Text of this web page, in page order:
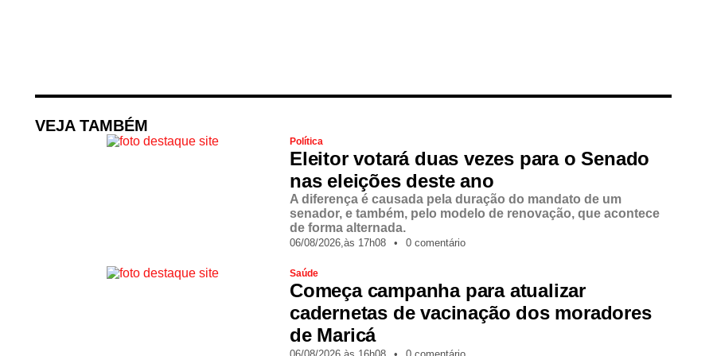
VEJA TAMBÉM
Política
Eleitor votará duas vezes para o Senado
nas eleições deste ano
A diferença é causada pela duração do mandato de um
senador, e também, pelo modelo de renovação, que acontece
de forma alternada.
06/08/2026,às 17h08 • 0 comentário
Saúde
Começa campanha para atualizar
cadernetas de vacinação dos moradores
de Maricá